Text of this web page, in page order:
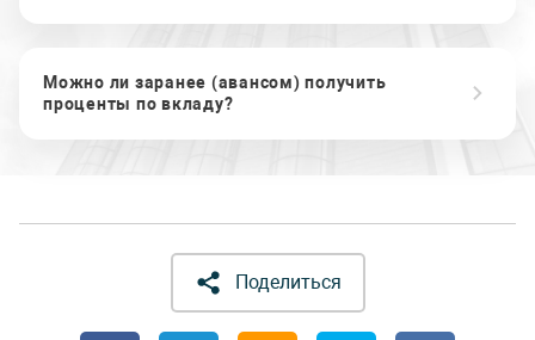
Можно ли заранее (авансом) получить
проценты по вкладу?
Поделиться